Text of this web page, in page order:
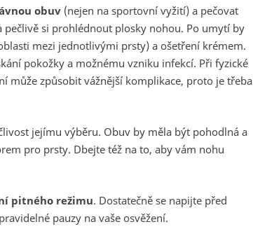
obuv (nejen na sportovní vyžití) a pečovat
si prohlédnout plosky nohou. Po umytí by
mezi jednotlivými prsty) a ošetření krémem.
pokožky a možnému vzniku infekcí. Při fyzické
může způsobit vážnější komplikace, proto je třeba
jejímu výběru. Obuv by měla být pohodlná a
pro prsty. Dbejte též na to, aby vám nohu
pitného režimu. Dostatečně se napijte před
pauzy na vaše osvěžení.